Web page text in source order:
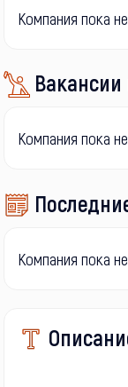
Компания пока
Компания пока
Компания пока